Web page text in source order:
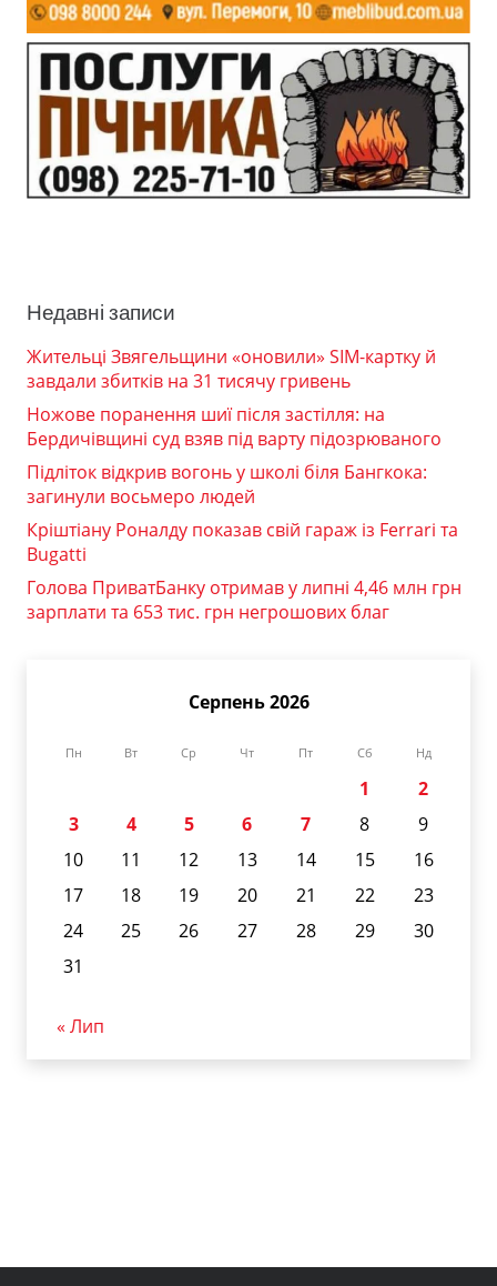
Недавні записи
Жительці Звягельщини «оновили» SIM-картку й
завдали збитків на 31 тисячу гривень
Ножове поранення шиї після застілля: на
Бердичівщині суд взяв під варту підозрюваного
Підліток відкрив вогонь у школі біля Бангкока:
загинули восьмеро людей
Кріштіану Роналду показав свій гараж із Ferrari та
Bugatti
Голова ПриватБанку отримав у липні 4,46 млн грн
зарплати та 653 тис. грн негрошових благ
Серпень 2026
Пн Вт Ср Чт Пт Сб Нд
1
2
3
4 5 6 7 8
9
10
11 12 13 14 15
16
17
18 19 20 21 22
23
24
25 26 27 28 29
30
31
« Лип